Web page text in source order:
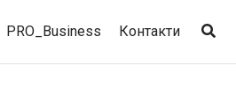
PRO_Business Контакти